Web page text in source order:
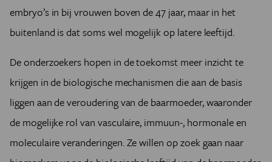
embryo’s in bij vrouwen boven de 47 jaar, maar in het
buitenland is dat soms wel mogelijk op latere leeftijd.
De onderzoekers hopen in de toekomst meer inzicht te
krijgen in de biologische mechanismen die aan de basis
liggen aan de veroudering van de baarmoeder, waaronder
de mogelijke rol van vasculaire, immuun-, hormonale en
moleculaire veranderingen. Ze willen op zoek gaan naar